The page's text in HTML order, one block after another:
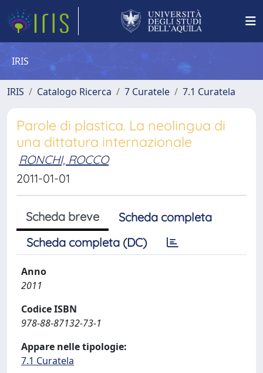
IRIS
IRIS Catalogo Ricerca 7 Curatele 7.1 Curatela
Parole di plastica. La neolingua di
una dittatura internazionale
RONCHI, ROCCO
2011-01-01
Scheda breve
Scheda completa
Scheda completa (DC)
Anno
2011
Codice ISBN
978-88-87132-73-1
Appare nelle tipologie:
7.1 Curatela